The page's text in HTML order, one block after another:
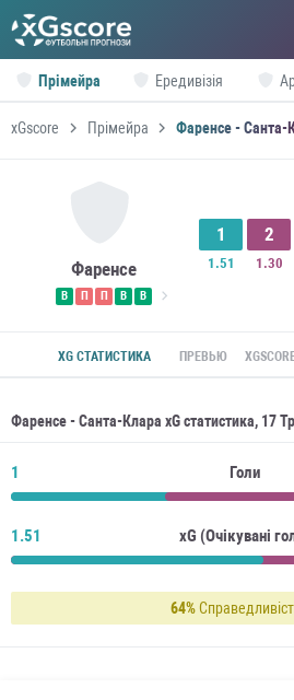
Прімейра Ередивізія
xGscore Прімейра Фаренсе - Санта-
Фаренсе
В П П В В
1
1.51
2
1.30
XG СТАТИСТИКА ПРЕВЬЮ
Фаренсе - Санта-Клара xG статистика, 17
1 Голи
1.51 xG (Очікувані
64%